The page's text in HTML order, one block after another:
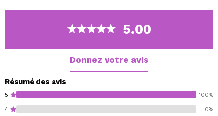
sensibles.
Vous obtiendrez un nettoyage en profondeur de votre
5.00
Donnez votre avis
Résumé des avis
5 100%
4 0%